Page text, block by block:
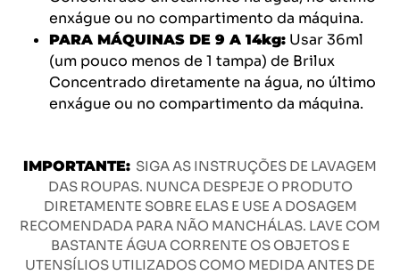
enxágue ou no compartimento da máquina.
PARA MÁQUINAS DE 9 A 14kg: Usar 36ml
(um pouco menos de 1 tampa) de Brilux
Concentrado diretamente na água, no último
enxágue ou no compartimento da máquina.
IMPORTANTE: SIGA AS INSTRUÇÕES DE LAVAGEM
DAS ROUPAS. NUNCA DESPEJE O PRODUTO
DIRETAMENTE SOBRE ELAS E USE A DOSAGEM
RECOMENDADA PARA NÃO MANCHÁLAS. LAVE COM
BASTANTE ÁGUA CORRENTE OS OBJETOS E
UTENSÍLIOS UTILIZADOS COMO MEDIDA ANTES DE